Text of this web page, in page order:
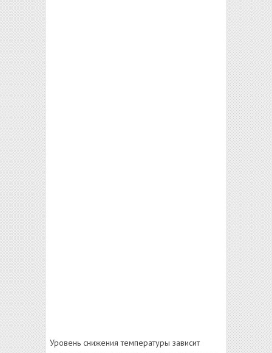
Уровень снижения температуры зависит